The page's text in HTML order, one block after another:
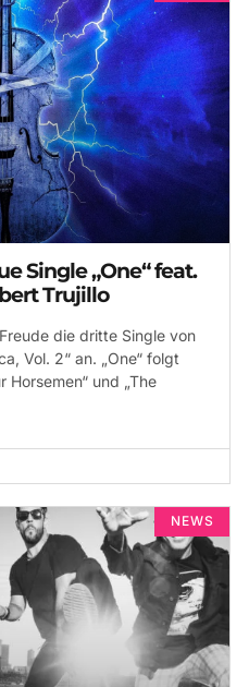
Single „One“ feat.
Trujillo
die dritte Single von
Vol. 2“ an. „One“ folgt
Horsemen“ und „The
NEWS